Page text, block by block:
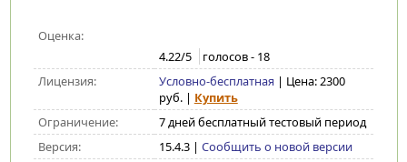
Оценка:
4.22/5 голосов - 18
Лицензия:
Условно-бесплатная | Цена: 2300
руб. | Купить
Ограничение:
7 дней бесплатный тестовый период
Версия:
15.4.3| Сообщить о новой версии